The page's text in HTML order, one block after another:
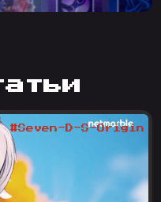
#Seven-D-S-Origin